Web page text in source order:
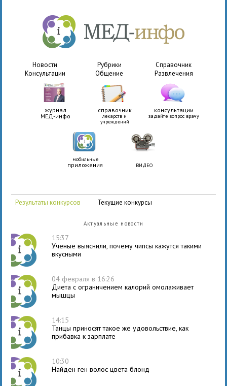
Новости Рубрики
Справочник
Консультации
Общение Развлечения
журнал
МЕД-инфо
справочник
лекарств и
учреждений
консультации
задайте вопрос врачу
мобильные
приложения ВИДЕО
Результаты конкурсов Текущие конкурсы
Актуальные новости
15:37
Ученые выяснили, почему чипсы кажутся такими
вкусными
04 февраля в 16:26
Диета с ограничением калорий омолаживает
мышцы
14:15
Танцы приносят такое же удовольствие, как
прибавка к зарплате
10:30
Найден ген волос цвета блонд